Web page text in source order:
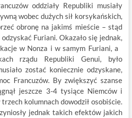
oddziały Republiki musiały
wobec dużych sił korsykańskich,
obronę na jakimś mieście – stąd
Furiani. Okazało się jednak,
w Nonza i w samym Furiani, a
rządu Republiki Genui, było
zostać koniecznie odzyskane,
Francuzów. By zwiększyć szanse
jeszcze 3-4 tysiące Niemców i
kolumnach dowodził osobiście.
jednak takich efektów jakich